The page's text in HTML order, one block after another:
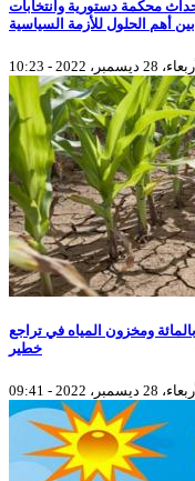
محكمة دستورية وانتخابات
28 ديسمبر، 2022 - 10:23
وزارة الفلاحة: نسبة إمتلاء السدود في حدود 28 بالمائة ومخزون المياه في تراجع
خطير
28 ديسمبر، 2022 - 09:41